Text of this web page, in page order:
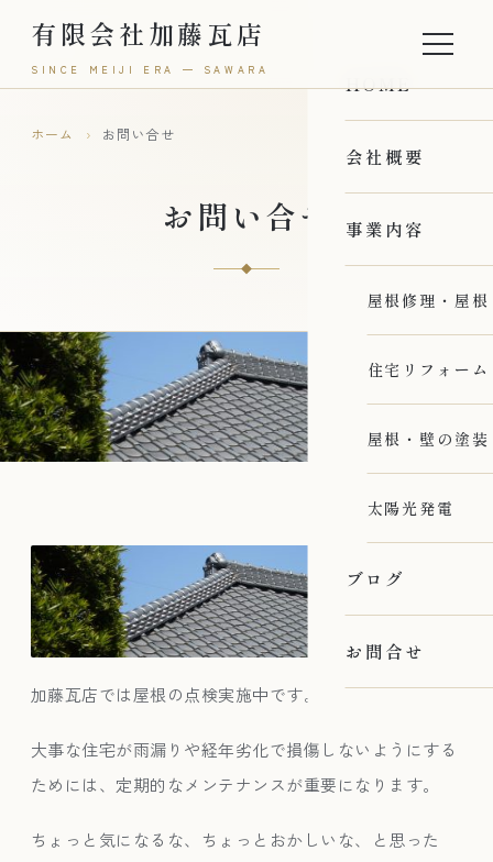
有限会社加藤瓦店
SINCE MEIJI ERA — SAWARA
HOME
会社概要
事業内容
屋根修理・屋
住宅リフォーム
屋根・壁の塗装
太陽光発電
ブログ
お問合せ
ホーム › お問い合せ
お問い合せ
加藤瓦店では屋根の点検実施中です。
大事な住宅が雨漏りや経年劣化で損傷しないようにする
ためには、定期的なメンテナンスが重要になります。
ちょっと気になるな、ちょっとおかしいな、と思った